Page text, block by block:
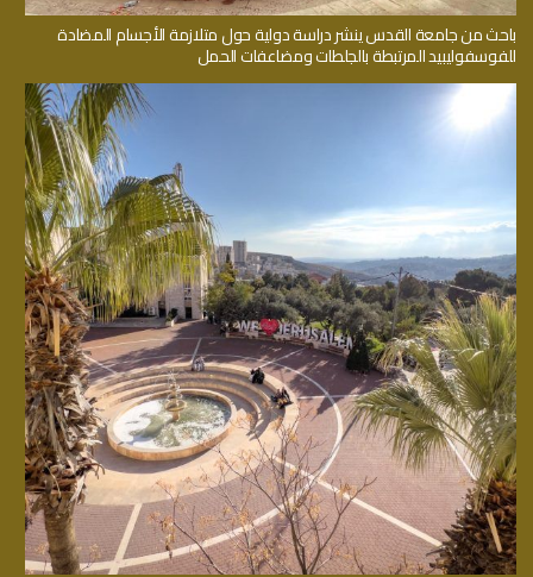
باحث من جامعة القدس ينشر دراسة دولية حول متلازمة الأجسام المضادة
للفوسفوليبيد المرتبطة بالجلطات ومضاعفات الحمل